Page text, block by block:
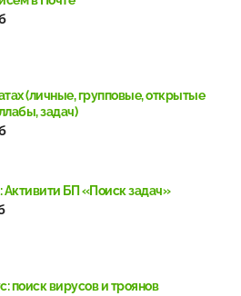
(личные, групповые, открытые
задач)
Активити БП «Поиск задач»
поиск вирусов и троянов